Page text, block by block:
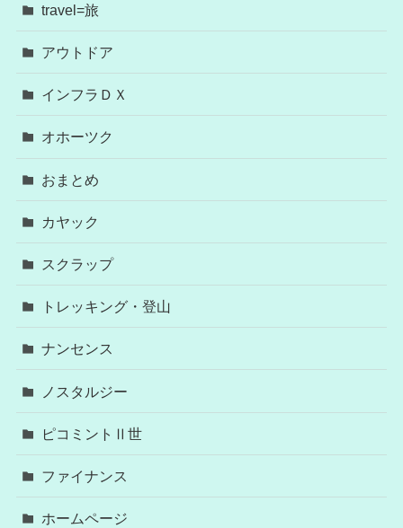
travel=旅
アウトドア
インフラＤＸ
オホーツク
おまとめ
カヤック
スクラップ
トレッキング・登山
ナンセンス
ノスタルジー
ピコミントⅡ世
ファイナンス
ホームページ